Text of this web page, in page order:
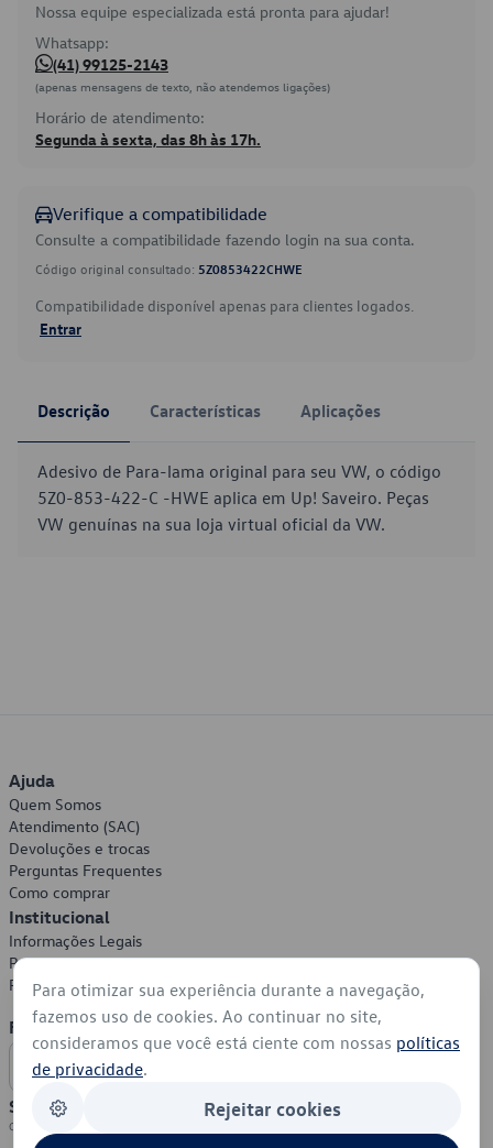
Nossa equipe especializada está pronta para ajudar!
Whatsapp:
(41) 99125-2143
(apenas mensagens de texto, não atendemos ligações)
Horário de atendimento:
Segunda à sexta, das 8h às 17h.
Verifique a compatibilidade
Consulte a compatibilidade fazendo login na sua conta.
Código original consultado: 5Z0853422CHWE
Compatibilidade disponível apenas para clientes logados.
Entrar
Descrição Características Aplicações
Adesivo de Para-lama original para seu VW, o código
5Z0-853-422-C -HWE aplica em Up! Saveiro. Peças
VW genuínas na sua loja virtual oficial da VW.
Ajuda
Quem Somos
Atendimento (SAC)
Devoluções e trocas
Perguntas Frequentes
Como comprar
Institucional
Informações Legais
Política de Privacidade
Política de Cookies
Formas de Pagamento
Segurança
Para otimizar sua experiência durante a navegação,
fazemos uso de cookies. Ao continuar no site,
consideramos que você está ciente com nossas políticas
de privacidade.
Rejeitar cookies